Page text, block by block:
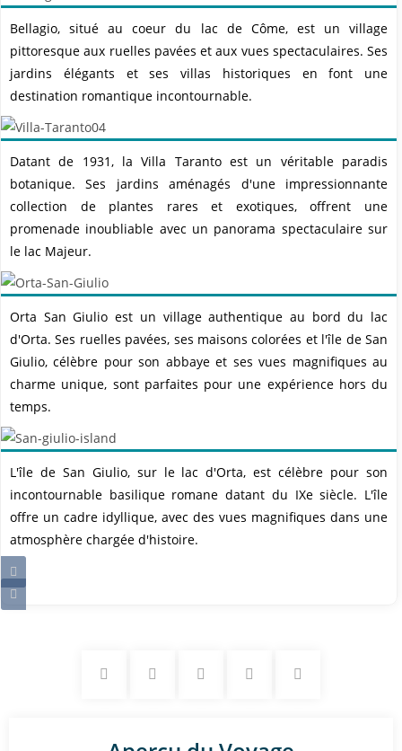
Bellagio, situé au coeur du lac de Côme, est un village
pittoresque aux ruelles pavées et aux vues spectaculaires. Ses
jardins élégants et ses villas historiques en font une
destination romantique incontournable.
Datant de 1931, la Villa Taranto est un véritable paradis
botanique. Ses jardins aménagés d'une impressionnante
collection de plantes rares et exotiques, offrent une
promenade inoubliable avec un panorama spectaculaire sur
le lac Majeur.
Orta San Giulio est un village authentique au bord du lac
d'Orta. Ses ruelles pavées, ses maisons colorées et l'île de San
Giulio, célèbre pour son abbaye et ses vues magnifiques au
charme unique, sont parfaites pour une expérience hors du
temps.
L'île de San Giulio, sur le lac d'Orta, est célèbre pour son
incontournable basilique romane datant du IXe siècle. L'île
offre un cadre idyllique, avec des vues magnifiques dans une
atmosphère chargée d'histoire.